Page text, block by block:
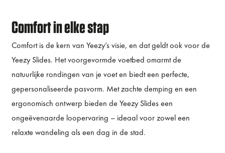
Comfort in elke stap
Comfort is de kern van Yeezy’s visie, en dat geldt ook voor de
Yeezy Slides. Het voorgevormde voetbed omarmt de
natuurlijke rondingen van je voet en biedt een perfecte,
gepersonaliseerde pasvorm. Met zachte demping en een
ergonomisch ontwerp bieden de Yeezy Slides een
ongeëvenaarde loopervaring – ideaal voor zowel een
relaxte wandeling als een dag in de stad.